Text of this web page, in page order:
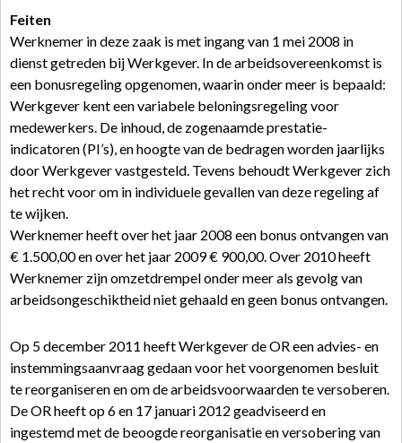
Feiten
Werknemer in deze zaak is met ingang van 1 mei 2008 in
dienst getreden bij Werkgever. In de arbeidsovereenkomst is
een bonusregeling opgenomen, waarin onder meer is bepaald:
Werkgever kent een variabele beloningsregeling voor
medewerkers. De inhoud, de zogenaamde prestatie-
indicatoren (PI’s), en hoogte van de bedragen worden jaarlijks
door Werkgever vastgesteld. Tevens behoudt Werkgever zich
het recht voor om in individuele gevallen van deze regeling af
te wijken.
Werknemer heeft over het jaar 2008 een bonus ontvangen van
€ 1.500,00 en over het jaar 2009 € 900,00. Over 2010 heeft
Werknemer zijn omzetdrempel onder meer als gevolg van
arbeidsongeschiktheid niet gehaald en geen bonus ontvangen.
Op 5 december 2011 heeft Werkgever de OR een advies- en
instemmingsaanvraag gedaan voor het voorgenomen besluit
te reorganiseren en om de arbeidsvoorwaarden te versoberen.
De OR heeft op 6 en 17 januari 2012 geadviseerd en
ingestemd met de beoogde reorganisatie en versobering van